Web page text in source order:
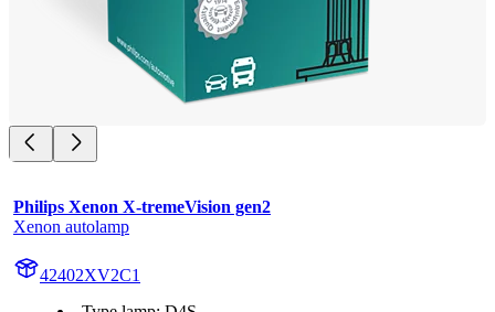
Philips Xenon X-tremeVision gen2
Xenon autolamp
42402XV2C1